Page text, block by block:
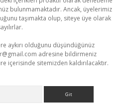
bulunmamaktadır. Ancak, üyelerimiz
taşımakta olup, siteye üye olarak
aykırı olduğunu düşündüğünüz
adresine bildirmeniz
içerisinde sitemizden kaldırılacaktır.